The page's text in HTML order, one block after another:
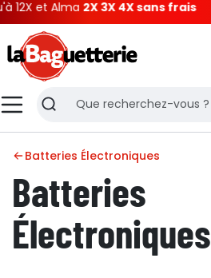
2X 3X 4X sans frais
MenuRecherche
Batteries Électroniques
Batteries
Électroniques